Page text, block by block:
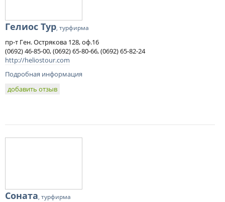
Гелиос Тур, турфирма
пр-т Ген. Острякова 128, оф.16
(0692) 46-85-00, (0692) 65-80-66, (0692) 65-82-24
http://heliostour.com
Подробная информация
добавить отзыв
Соната, турфирма